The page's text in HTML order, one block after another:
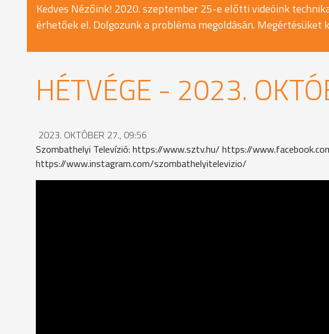
Kedves Nézőink! 2020. szeptember 25-e előtti videóink
érhetőek el. Dolgozunk a probléma megoldásán. Megértésüket
HÉTVÉGE - 2023.
2023. OKTÓBER 27., 09:56
Szombathelyi Televízió: https://www.sztv.hu/ https://
https://www.instagram.com/szombathelyitelevizio/